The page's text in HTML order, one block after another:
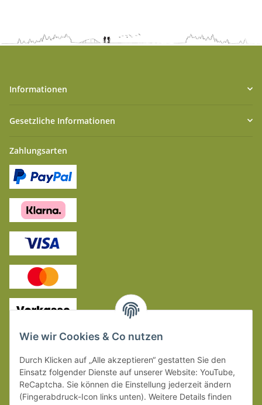
Wie wir Cookies & Co nutzen
Durch Klicken auf „Alle akzeptieren“ gestatten Sie den
Einsatz folgender Dienste auf unserer Website: YouTube,
ReCaptcha. Sie können die Einstellung jederzeit ändern
(Fingerabdruck-Icon links unten). Weitere Details finden
Informationen
Gesetzliche Informationen
Zahlungsarten
Kontakt
Skandinavier GmbH & Co .KG
Carl-Burger-Straße 2
95445 Bayreuth
Deutschland